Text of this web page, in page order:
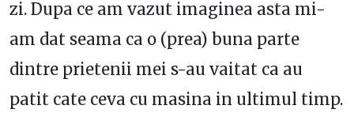
zi. Dupa ce am vazut imaginea asta mi-
am dat seama ca o (prea) buna parte
dintre prietenii mei s-au vaitat ca au
patit cate ceva cu masina in ultimul timp.